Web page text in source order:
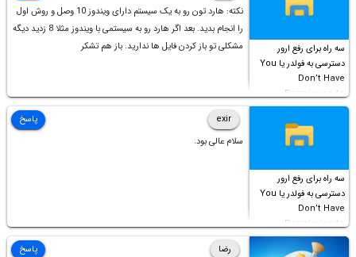
سه راه برای رفع ارور
دسترسی به فولدر یا You
Don’t Have
Permission to
Access this folder
نکته: هارد تون رو به یک سیستم دارای ویندوز 10 وصل و روش اول
را انجام بدید. بعد اگر هارد رو به سیستمی با ویندوز مثلا 8 زدید دیگه
مشکلی تو باز کردن فایل ها ندارید. باز هم تشکر
سه راه برای رفع ارور
دسترسی به فولدر یا You
Don’t Have
Permission to
Access this folder
exir
سلام عالی بود.
پاسخ
رضا
پاسخ